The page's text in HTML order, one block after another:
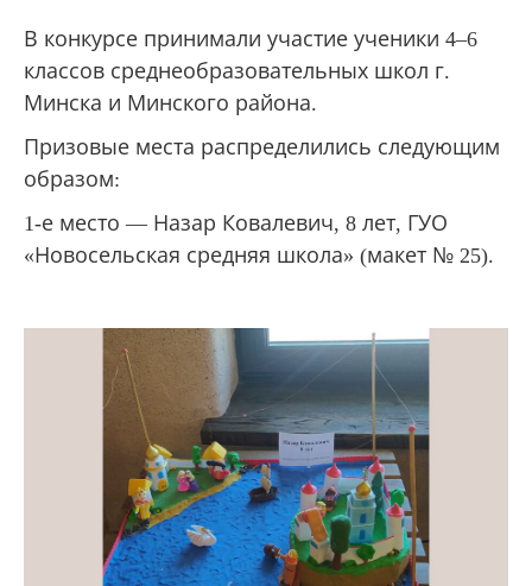
В конкурсе принимали участие ученики 4‒6
классов среднеобразовательных школ г.
Минска и Минского района.
Призовые места распределились следующим
образом:
1-е место — Назар Ковалевич, 8 лет, ГУО
«Новосельская средняя школа» (макет № 25).